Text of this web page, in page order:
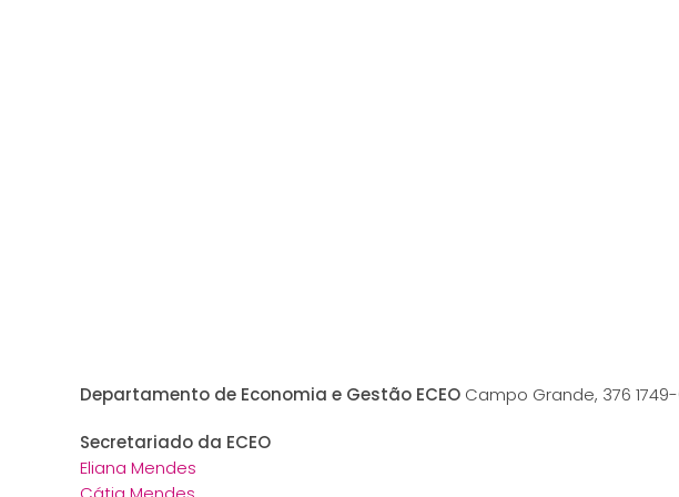
Departamento de Economia e Gestão ECEO Campo Grande, 376
Secretariado da ECEO
Eliana Mendes